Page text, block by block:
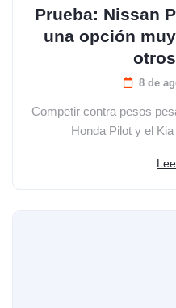
Prueba: Nissan
una opción
otros
8 de
Competir contra pesos
Honda Pilot y el